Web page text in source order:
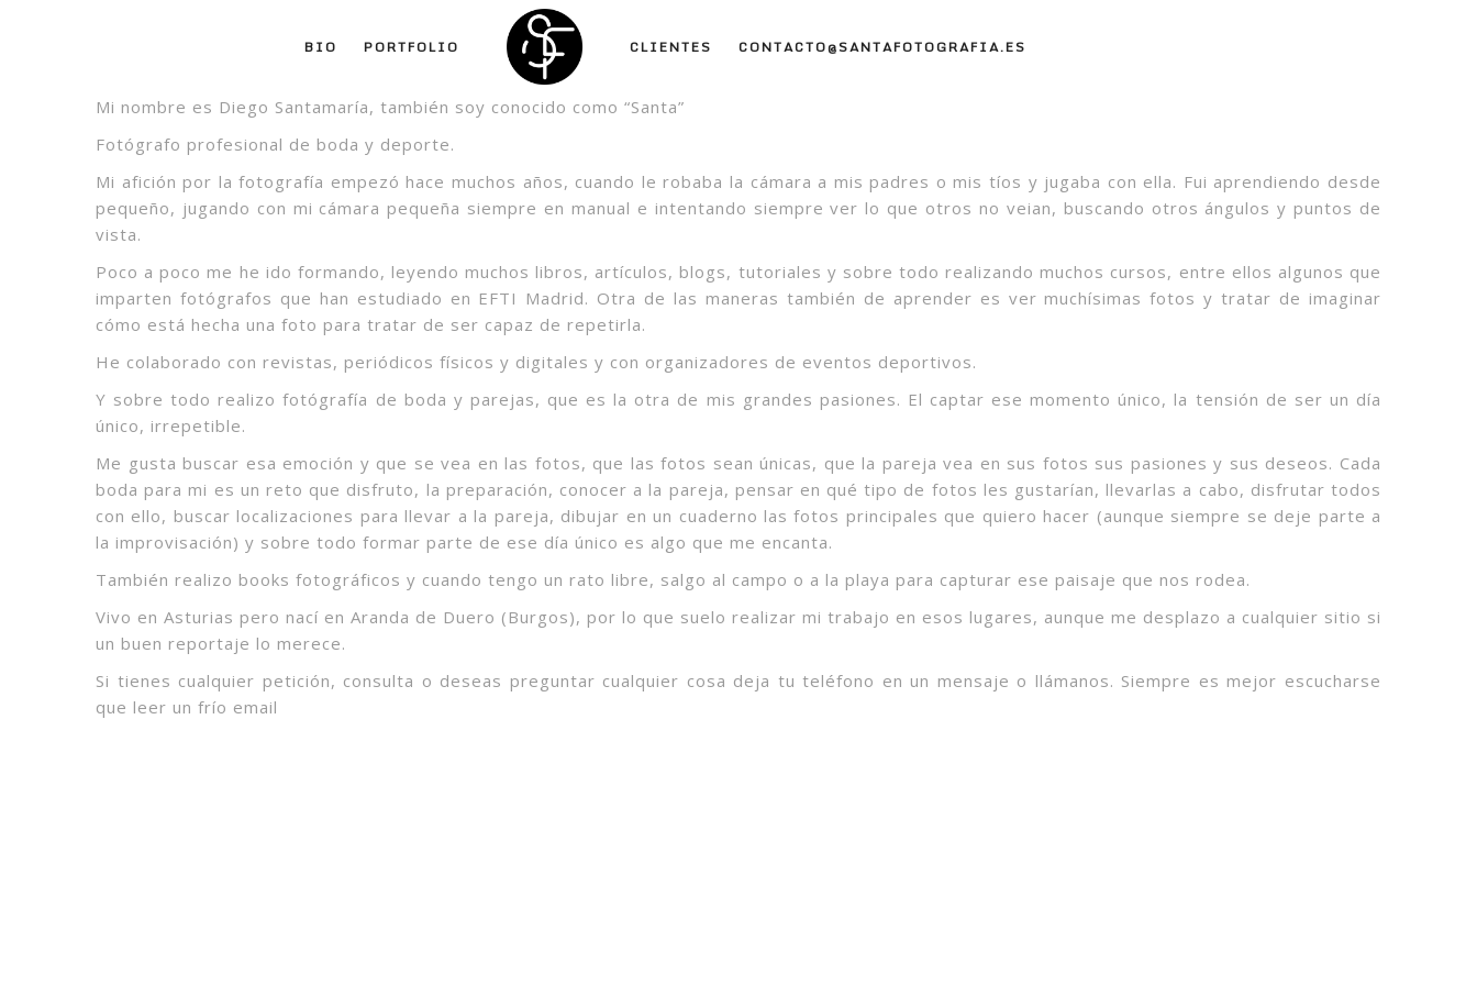
BIO PORTFOLIO CLIENTES CONTACTO@SANTAFOTOGRAFIA.ES
Mi nombre es Diego Santamaría, también soy conocido como “Santa”
Fotógrafo profesional de boda y deporte.
Mi afición por la fotografía empezó hace muchos años, cuando le robaba la cámara a mis padres o mis tíos y jugaba con ella. Fui aprendiendo desde
pequeño, jugando con mi cámara pequeña siempre en manual e intentando siempre ver lo que otros no veian, buscando otros ángulos y puntos de
vista.
Poco a poco me he ido formando, leyendo muchos libros, artículos, blogs, tutoriales y sobre todo realizando muchos cursos, entre ellos algunos que
imparten fotógrafos que han estudiado en EFTI Madrid. Otra de las maneras también de aprender es ver muchísimas fotos y tratar de imaginar
cómo está hecha una foto para tratar de ser capaz de repetirla.
He colaborado con revistas, periódicos físicos y digitales y con organizadores de eventos deportivos.
Y sobre todo realizo fotógrafía de boda y parejas, que es la otra de mis grandes pasiones. El captar ese momento único, la tensión de ser un día
único, irrepetible.
Me gusta buscar esa emoción y que se vea en las fotos, que las fotos sean únicas, que la pareja vea en sus fotos sus pasiones y sus deseos. Cada
boda para mi es un reto que disfruto, la preparación, conocer a la pareja, pensar en qué tipo de fotos les gustarían, llevarlas a cabo, disfrutar todos
con ello, buscar localizaciones para llevar a la pareja, dibujar en un cuaderno las fotos principales que quiero hacer (aunque siempre se deje parte a
la improvisación) y sobre todo formar parte de ese día único es algo que me encanta.
También realizo books fotográficos y cuando tengo un rato libre, salgo al campo o a la playa para capturar ese paisaje que nos rodea.
Vivo en Asturias pero nací en Aranda de Duero (Burgos), por lo que suelo realizar mi trabajo en esos lugares, aunque me desplazo a cualquier sitio si
un buen reportaje lo merece.
Si tienes cualquier petición, consulta o deseas preguntar cualquier cosa deja tu teléfono en un mensaje o llámanos. Siempre es mejor escucharse
que leer un frío email